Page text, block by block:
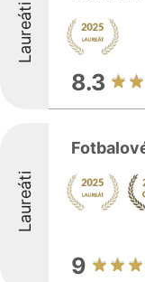
Laureáti
8.3
Laureáti
9